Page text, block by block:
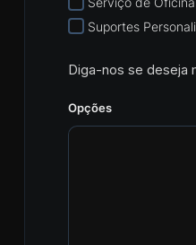
Suportes
Diga-nos se deseja
Opções